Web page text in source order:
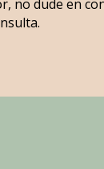
no dude en